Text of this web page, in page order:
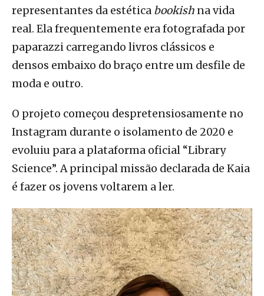
representantes da estética bookish na vida
real. Ela frequentemente era fotografada por
paparazzi carregando livros clássicos e
densos embaixo do braço entre um desfile de
moda e outro.
O projeto começou despretensiosamente no
Instagram durante o isolamento de 2020 e
evoluiu para a plataforma oficial “Library
Science”. A principal missão declarada de Kaia
é fazer os jovens voltarem a ler.